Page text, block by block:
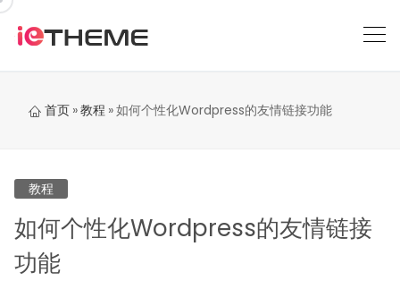
跳
首页 »教程 »如何个性化Wordpress的友情链接功能
教程
如何个性化Wordpress的友情链接
功能